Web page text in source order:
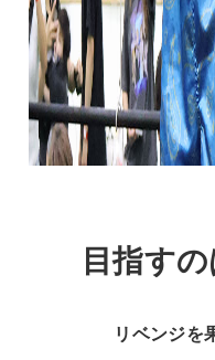
目指す
リベンジを